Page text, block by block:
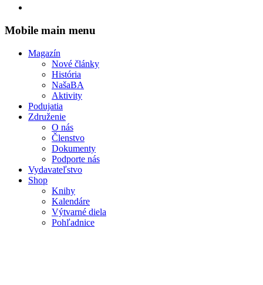
Mobile main menu
Magazín
Nové články
História
NašaBA
Aktivity
Podujatia
Združenie
O nás
Členstvo
Dokumenty
Podporte nás
Vydavateľstvo
Shop
Knihy
Kalendáre
Výtvarné diela
Pohľadnice